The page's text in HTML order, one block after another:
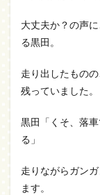
大丈夫か？の声
る黒田。
走り出したもの
残っていました。
黒田「くそ、落
る」
走りながらガン
ます。